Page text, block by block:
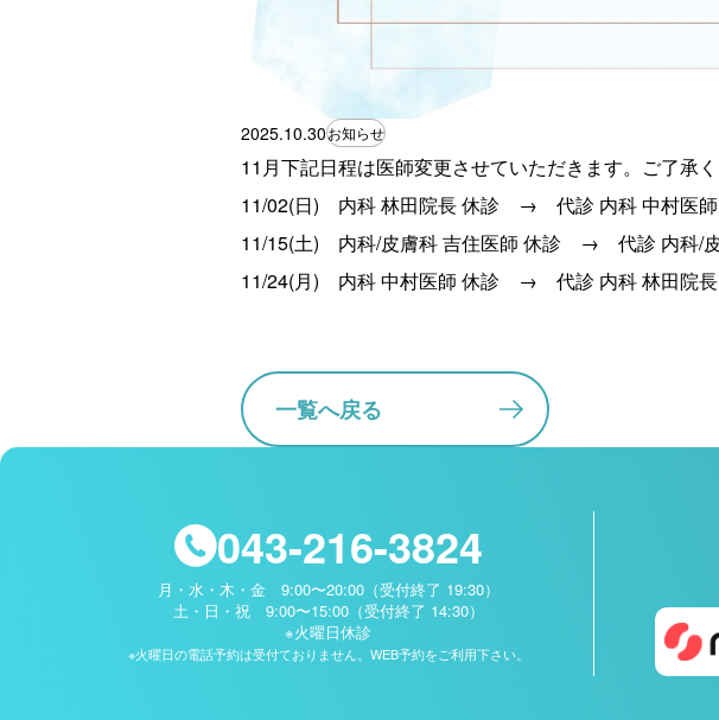
2025.10.30お知らせ
11月下記日程は医師変更させていただきます。ご了承く
11/02(日) 内科 林田院長 休診 → 代診 内科 中村医師
11/15(土) 内科/皮膚科 吉住医師 休診 → 代診 内科/
11/24(月) 内科 中村医師 休診 → 代診 内科 林田院長
一覧へ戻る
043-216-3824
月・水・木・金 9:00〜20:00（受付終了 19:30）
土・日・祝 9:00〜15:00（受付終了 14:30）
※火曜日休診
※火曜日の電話予約は受付ておりません。WEB予約をご利用下さい。